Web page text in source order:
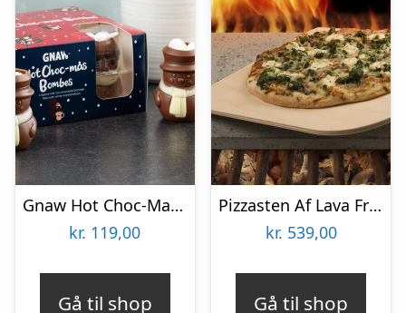
Gnaw Hot Choc-Mas chokoladebomber til varm chokolade
kr. 119,00
Gå til shop
Pizzasten Af Lava Fra Etna
kr. 539,00
Gå til shop